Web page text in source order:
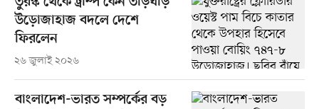
উড়োজাহাজ বদলে দেশে
ফিরলেন
২৬ জুলাই ২০২৬
বাংলাদেশ-ভারত সম্পর্কের বড়